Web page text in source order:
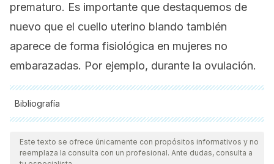
prematuro. Es importante que destaquemos de
nuevo que el cuello uterino blando también
aparece de forma fisiológica en mujeres no
embarazadas. Por ejemplo, durante la ovulación.
Bibliografía
Todas las fuentes citadas fueron revisadas a profundidad por
nuestro equipo, para asegurar su calidad, confiabilidad,
vigencia y validez.La bibliografía de este artículo fue
Este texto se ofrece únicamente con propósitos informativos y no
reemplaza la consulta con un profesional. Ante dudas, consulta a